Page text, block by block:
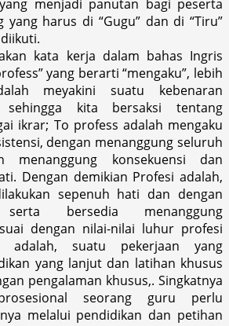
menjadi panutan bagi peserta
yang harus di “Gugu” dan di “Tiru”
kata kerja dalam bahas Ingris
yang berarti “mengaku”, lebih
meyakini suatu kebenaran
sehingga kita bersaksi tentang
ikrar; To profess adalah mengaku
dengan menanggung seluruh
menanggung konsekuensi dan
Dengan demikian Profesi adalah,
sepenuh hati dan dengan
bersedia menanggung
dengan nilai-nilai luhur profesi
suatu pekerjaan yang
yang lanjut dan latihan khusus
pengalaman khusus,. Singkatnya
seorang guru perlu
melalui pendidikan dan petihan